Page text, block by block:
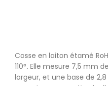
Cosse en laiton étamé
110°. Elle mesure 7,5 mm
largeur, et une base de